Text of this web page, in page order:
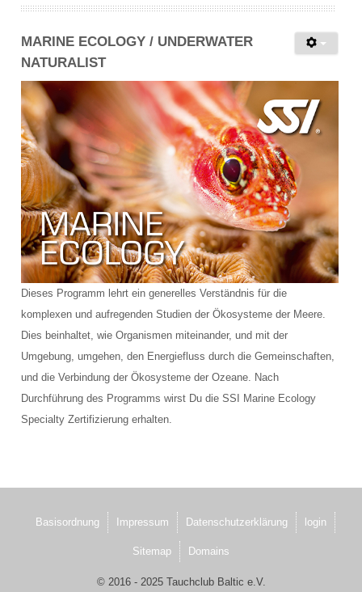
MARINE ECOLOGY / UNDERWATER
NATURALIST
Dieses Programm lehrt ein generelles Verständnis für die
komplexen und aufregenden Studien der Ökosysteme der Meere.
Dies beinhaltet, wie Organismen miteinander, und mit der
Umgebung, umgehen, den Energiefluss durch die Gemeinschaften,
und die Verbindung der Ökosysteme der Ozeane. Nach
Durchführung des Programms wirst Du die SSI Marine Ecology
Specialty Zertifizierung erhalten.
Basisordnung Impressum Datenschutzerklärung login
Sitemap Domains
© 2016 - 2025 Tauchclub Baltic e.V.